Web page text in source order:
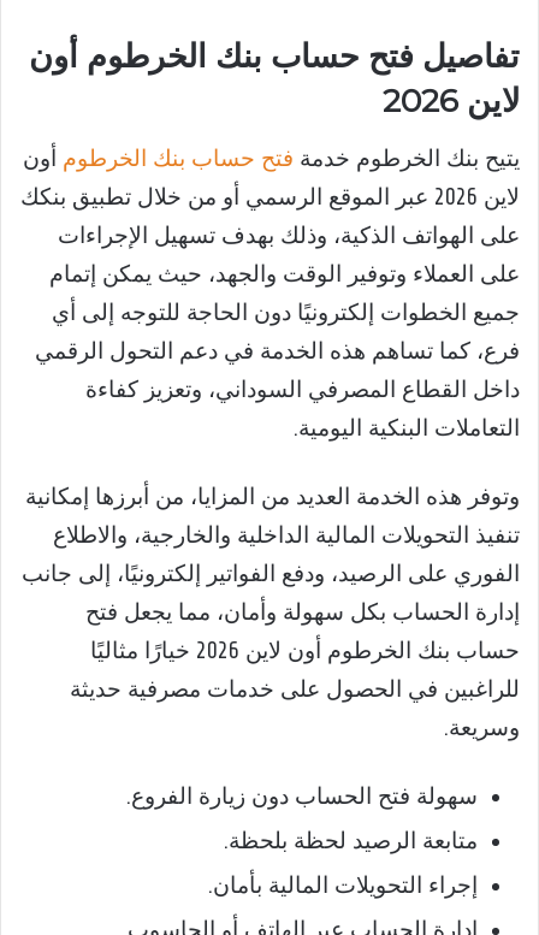
تفاصيل فتح حساب بنك الخرطوم أون
لاين 2026
يتيح بنك الخرطوم خدمة فتح حساب بنك الخرطوم أون
لاين 2026 عبر الموقع الرسمي أو من خلال تطبيق بنكك
على الهواتف الذكية، وذلك بهدف تسهيل الإجراءات
على العملاء وتوفير الوقت والجهد، حيث يمكن إتمام
جميع الخطوات إلكترونيًا دون الحاجة للتوجه إلى أي
فرع، كما تساهم هذه الخدمة في دعم التحول الرقمي
داخل القطاع المصرفي السوداني، وتعزيز كفاءة
التعاملات البنكية اليومية.
وتوفر هذه الخدمة العديد من المزايا، من أبرزها إمكانية
تنفيذ التحويلات المالية الداخلية والخارجية، والاطلاع
الفوري على الرصيد، ودفع الفواتير إلكترونيًا، إلى جانب
إدارة الحساب بكل سهولة وأمان، مما يجعل فتح
حساب بنك الخرطوم أون لاين 2026 خيارًا مثاليًا
للراغبين في الحصول على خدمات مصرفية حديثة
وسريعة.
سهولة فتح الحساب دون زيارة الفروع.
متابعة الرصيد لحظة بلحظة.
إجراء التحويلات المالية بأمان.